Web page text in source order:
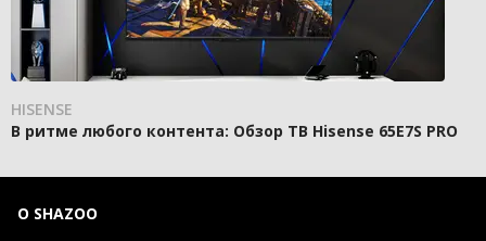
HISENSE
В ритме любого контента: Обзор ТВ Hisense 65E7S PRO
О SHAZOO